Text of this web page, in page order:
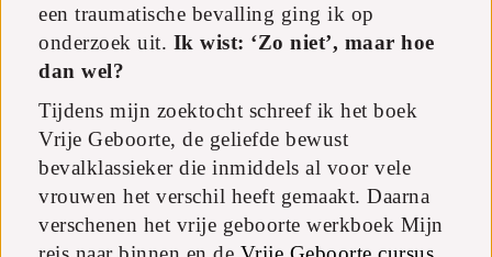
een traumatische bevalling ging ik op
onderzoek uit. Ik wist: ‘Zo niet’, maar hoe
dan wel?
Tijdens mijn zoektocht schreef ik het boek
Vrije Geboorte, de geliefde bewust
bevalklassieker die inmiddels al voor vele
vrouwen het verschil heeft gemaakt. Daarna
verschenen het vrije geboorte werkboek Mijn